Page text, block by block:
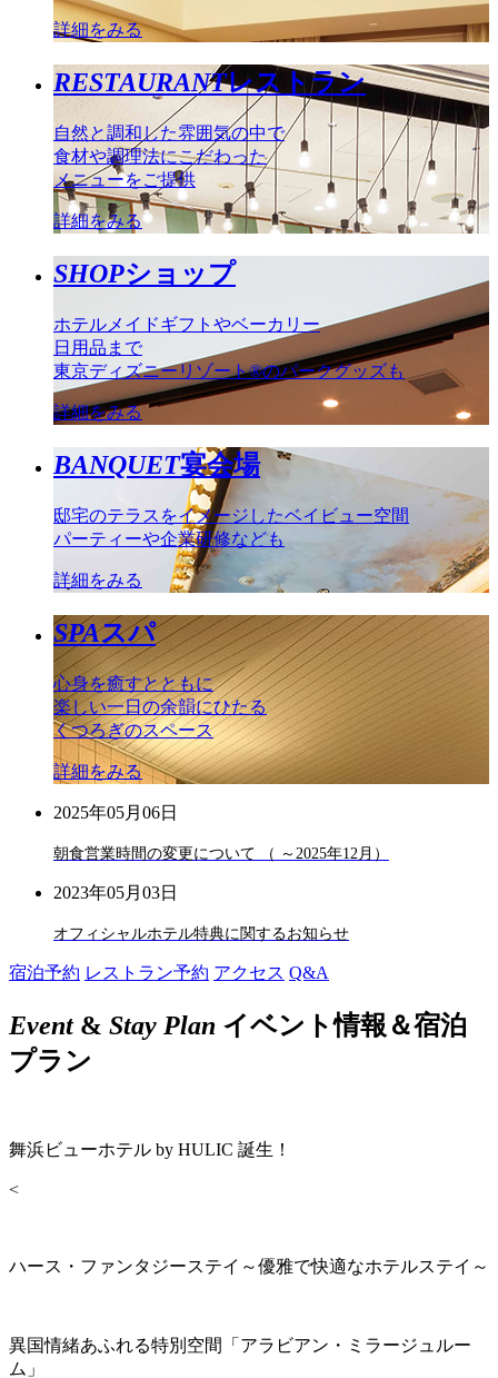
詳細をみる
RESTAURANTレストラン
自然と調和した雰囲気の中で
食材や調理法にこだわった
メニューをご提供
詳細をみる
SHOPショップ
ホテルメイドギフトやベーカリー
日用品まで
東京ディズニーリゾート®のパークグッズも
詳細をみる
BANQUET宴会場
邸宅のテラスをイメージしたベイビュー空間
パーティーや企業研修なども
詳細をみる
SPAスパ
心身を癒すとともに
楽しい一日の余韻にひたる
くつろぎのスペース
詳細をみる
2025年05月06日
朝食営業時間の変更について （ ～2025年12月）
2023年05月03日
オフィシャルホテル特典に関するお知らせ
宿泊予約 レストラン予約 アクセス Q&A
Event& Stay Plan イベント情報＆宿泊
プラン
舞浜ビューホテル by HULIC 誕生！
<
ハース・ファンタジーステイ～優雅で快適なホテルステイ～
異国情緒あふれる特別空間「アラビアン・ミラージュルー
ム」